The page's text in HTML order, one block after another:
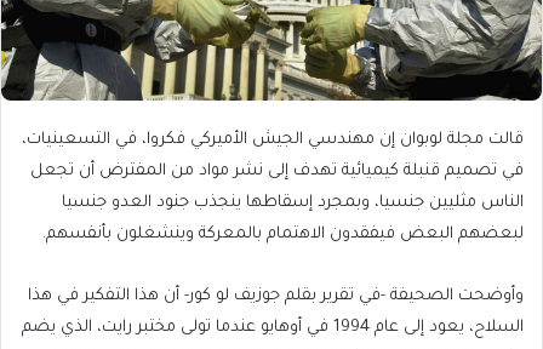
قالت مجلة لوبوان إن مهندسي الجيش الأميركي فكروا، في التسعينيات،
في تصميم قنبلة كيميائية تهدف إلى نشر مواد من المفترض أن تجعل
الناس مثليين جنسيا، وبمجرد إسقاطها ينجذب جنود العدو جنسيا
لبعضهم البعض فيفقدون الاهتمام بالمعركة وينشغلون بأنفسهم.
وأوضحت الصحيفة -في تقرير بقلم جوزيف لو كور- أن هذا التفكير في هذا
السلاح، يعود إلى عام 1994 في أوهايو عندما تولى مختبر رايت، الذي يضم